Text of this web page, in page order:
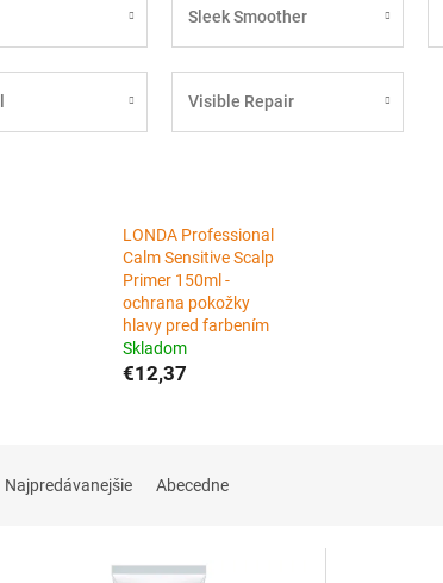
Sleek Smoother
Visible Repair
LONDA Professional
Calm Sensitive Scalp
Primer 150ml -
ochrana pokožky
hlavy pred farbením
Skladom
€12,37
Najpredávanejšie Abecedne